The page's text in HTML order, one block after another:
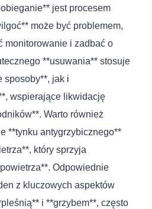
jest procesem
może być problemem,
monitorowanie i zadbać o
**usuwania** stosuje
sposoby**, jak i
wspierające likwidację
Warto również
**tynku antygrzybicznego**
który sprzyja
Odpowiednie
z kluczowych aspektów
i **grzybem**, często